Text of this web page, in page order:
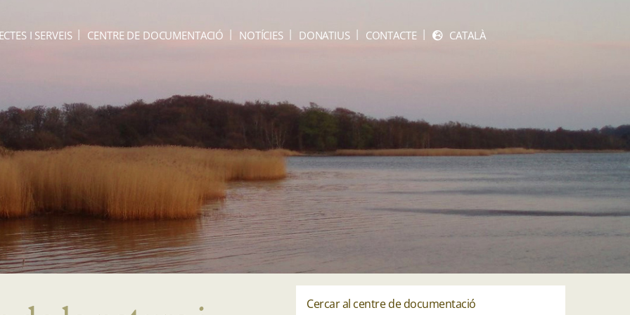
I SERVEIS CENTRE DE DOCUMENTACIÓ NOTÍCIES DONATIUS CONTACTE CATALÀ
Cercar al centre de documentació